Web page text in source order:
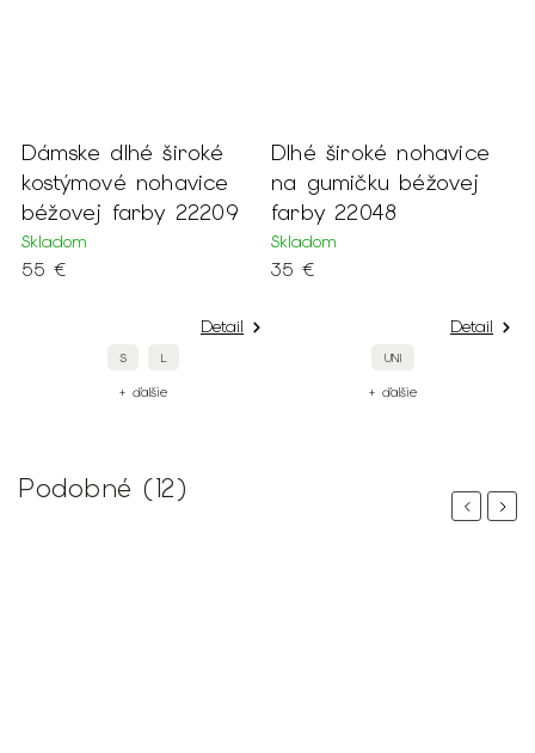
Dámske dlhé široké
kostýmové nohavice
béžovej farby 22209
Skladom
55 €
Detail
S L
+ ďalšie
Dlhé široké nohavice
na gumičku béžovej
farby 22048
Skladom
35 €
Detail
UNI
+ ďalšie
Podobné (12)
PreviousNext